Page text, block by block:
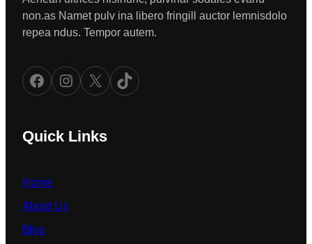
non.as Namet pulv ina libero fringill auctor lemnisdolo
repea ndus. Tempor autem.
Facebook Instagram X TikTok
Quick Links
Home
About Us
Blog